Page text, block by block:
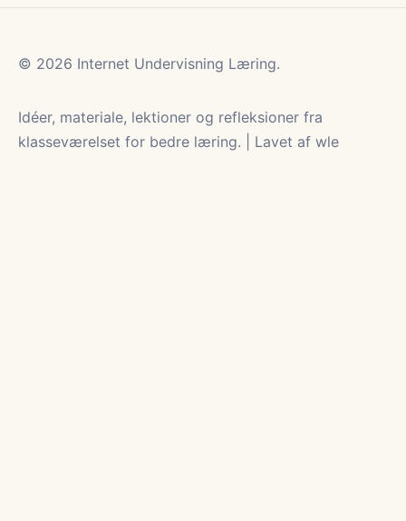
© 2026 Internet Undervisning Læring.
Idéer, materiale, lektioner og refleksioner fra
klasseværelset for bedre læring. | Lavet af wle